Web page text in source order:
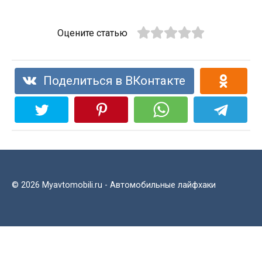
Оцените статью
Поделиться в ВКонтакте
© 2026 Myavtomobili.ru - Автомобильные лайфхаки